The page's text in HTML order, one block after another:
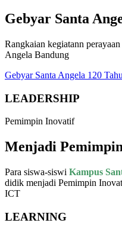
Gebyar Santa
Rangkaian kegiatann
Angela Bandung
Gebyar Santa Angela 120
LEADERSHIP
Pemimpin Inovatif
Menjadi Pemimpin
Para siswa-siswi Kampus
didik menjadi Pemimpin
ICT
LEARNING